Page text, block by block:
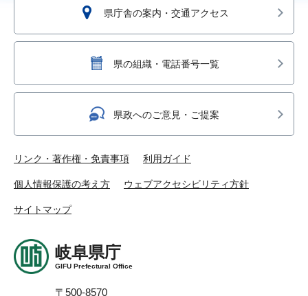
県庁舎の案内・交通アクセス
県の組織・電話番号一覧
県政へのご意見・ご提案
リンク・著作権・免責事項 利用ガイド
個人情報保護の考え方 ウェブアクセシビリティ方針
サイトマップ
岐阜県庁
GIFU Prefectural Office
〒500-8570